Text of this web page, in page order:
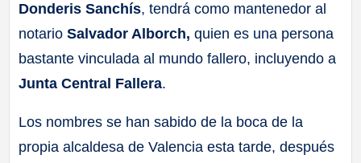
Donderis Sanchís, tendrá como mantenedor al
notarioSalvador Alborch, quien es una persona
bastante vinculada al mundo fallero, incluyendo a
Junta Central Fallera.
Los nombres se han sabido de la boca de la
propia alcaldesa de Valencia esta tarde, después